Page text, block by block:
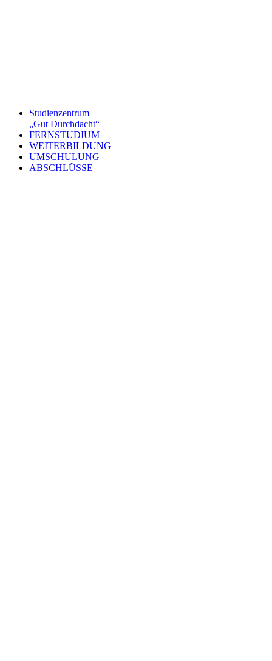
Studienzentrum
„Gut Durchdacht“
FERNSTUDIUM
WEITERBILDUNG
UMSCHULUNG
ABSCHLÜSSE